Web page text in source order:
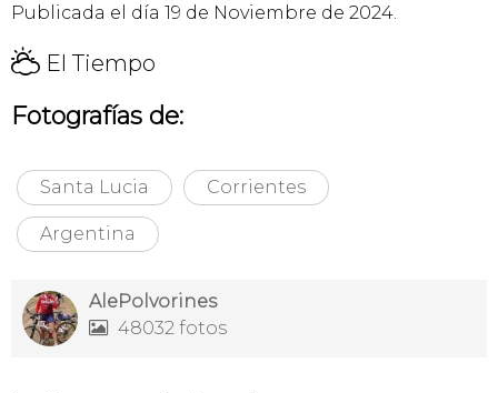
Publicada el día 19 de Noviembre de 2024.
H El Tiempo
Fotografías de:
Santa Lucia Corrientes
Argentina
AlePolvorines
 48032 fotos